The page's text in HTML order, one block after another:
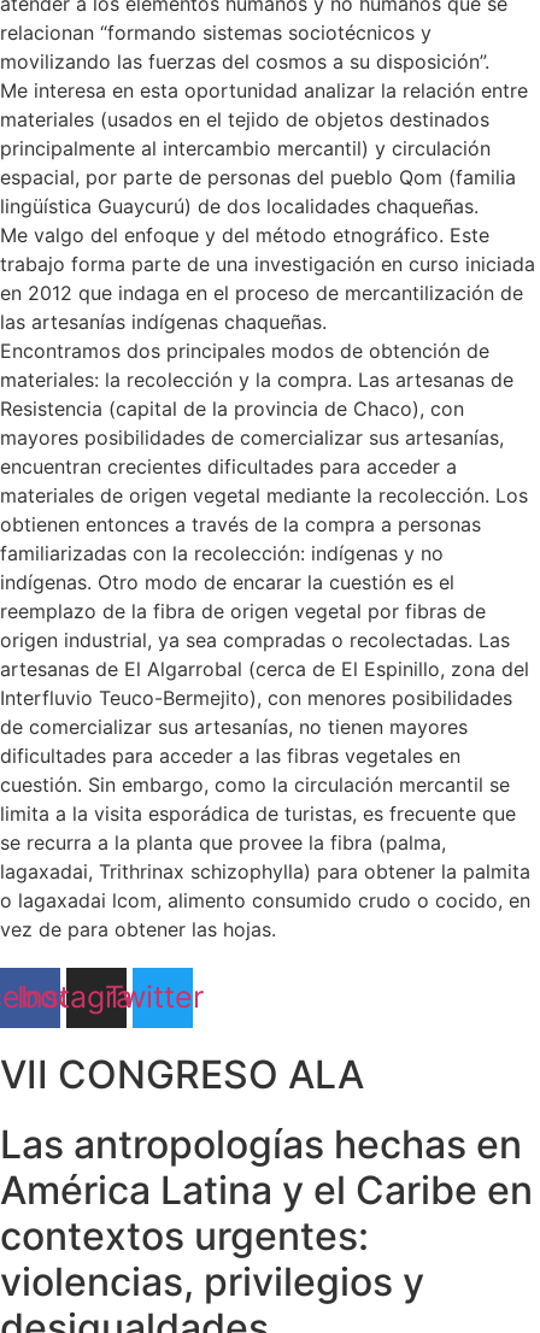
relacionan “formando sistemas sociotécnicos y
movilizando las fuerzas del cosmos a su disposición”.
Me interesa en esta oportunidad analizar la relación entre
materiales (usados en el tejido de objetos destinados
principalmente al intercambio mercantil) y circulación
espacial, por parte de personas del pueblo Qom (familia
lingüística Guaycurú) de dos localidades chaqueñas.
Me valgo del enfoque y del método etnográfico. Este
trabajo forma parte de una investigación en curso iniciada
en 2012 que indaga en el proceso de mercantilización de
las artesanías indígenas chaqueñas.
Encontramos dos principales modos de obtención de
materiales: la recolección y la compra. Las artesanas de
Resistencia (capital de la provincia de Chaco), con
mayores posibilidades de comercializar sus artesanías,
encuentran crecientes dificultades para acceder a
materiales de origen vegetal mediante la recolección. Los
obtienen entonces a través de la compra a personas
familiarizadas con la recolección: indígenas y no
indígenas. Otro modo de encarar la cuestión es el
reemplazo de la fibra de origen vegetal por fibras de
origen industrial, ya sea compradas o recolectadas. Las
artesanas de El Algarrobal (cerca de El Espinillo, zona del
Interfluvio Teuco-Bermejito), con menores posibilidades
de comercializar sus artesanías, no tienen mayores
dificultades para acceder a las fibras vegetales en
cuestión. Sin embargo, como la circulación mercantil se
limita a la visita esporádica de turistas, es frecuente que
se recurra a la planta que provee la fibra (palma,
lagaxadai, Trithrinax schizophylla) para obtener la palmita
o lagaxadai lcom, alimento consumido crudo o cocido, en
vez de para obtener las hojas.
Instagram
Twitter
VII CONGRESO ALA
Las antropologías hechas en
América Latina y el Caribe en
contextos urgentes:
violencias, privilegios y